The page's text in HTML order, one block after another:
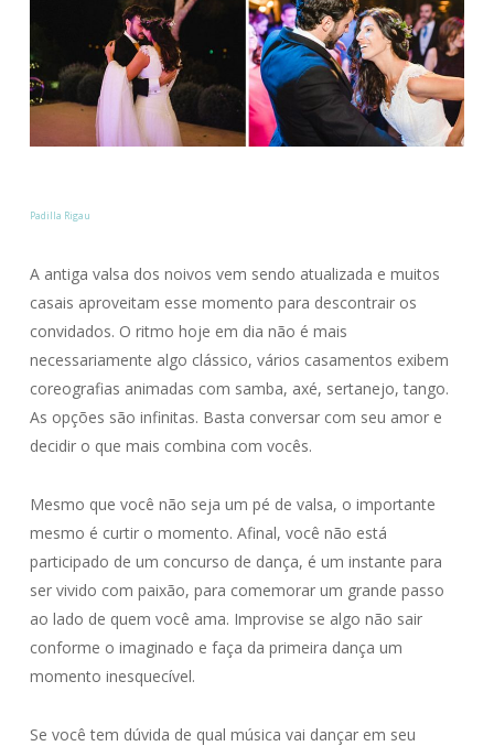
Padilla Rigau
A antiga valsa dos noivos vem sendo atualizada e muitos
casais aproveitam esse momento para descontrair os
convidados. O ritmo hoje em dia não é mais
necessariamente algo clássico, vários casamentos exibem
coreografias animadas com samba, axé, sertanejo, tango.
As opções são infinitas. Basta conversar com seu amor e
decidir o que mais combina com vocês.
Mesmo que você não seja um pé de valsa, o importante
mesmo é curtir o momento. Afinal, você não está
participado de um concurso de dança, é um instante para
ser vivido com paixão, para comemorar um grande passo
ao lado de quem você ama. Improvise se algo não sair
conforme o imaginado e faça da primeira dança um
momento inesquecível.
Se você tem dúvida de qual música vai dançar em seu